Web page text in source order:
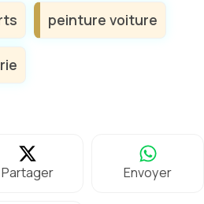
peinture voiture
Partager Envoyer